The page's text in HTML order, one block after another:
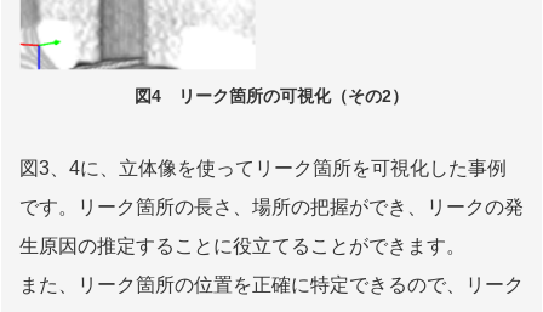
図4 リーク箇所の可視化（その2）
図3、4に、立体像を使ってリーク箇所を可視化した事例
です。リーク箇所の長さ、場所の把握ができ、リークの発
生原因の推定することに役立てることができます。
また、リーク箇所の位置を正確に特定できるので、リーク